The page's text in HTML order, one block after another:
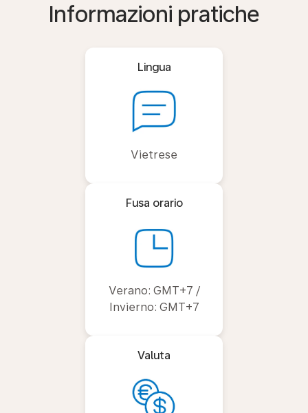
Informazioni pratiche
Lingua
Vietrese
Fusa orario
Verano: GMT+7 /
Invierno: GMT+7
Valuta